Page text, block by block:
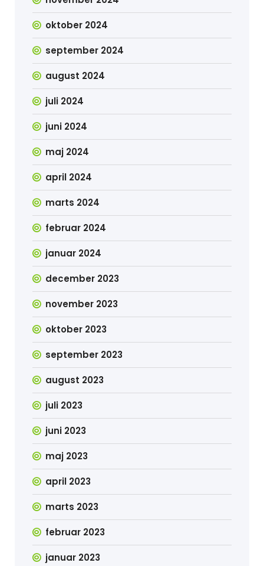
oktober 2024
september 2024
august 2024
juli 2024
juni 2024
maj 2024
april 2024
marts 2024
februar 2024
januar 2024
december 2023
november 2023
oktober 2023
september 2023
august 2023
juli 2023
juni 2023
maj 2023
april 2023
marts 2023
februar 2023
januar 2023